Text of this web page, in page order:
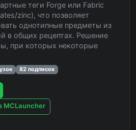
теги Forge или Fabric
zinc), что позволяет
однотипные предметы из
в общих рецептах. Решение
при которых некоторые
82 подписок
MCLauncher